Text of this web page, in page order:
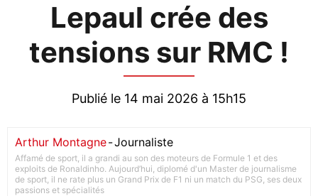
Lepaul crée des
tensions sur RMC !
Publié le 14 mai 2026 à 15h15
Arthur Montagne-Journaliste
Affamé de sport, il a grandi au son des moteurs de Formule 1 et des
exploits de Ronaldinho. Aujourd’hui, diplomé d'un Master de journalisme
de sport, il ne rate plus un Grand Prix de F1 ni un match du PSG, ses deux
passions et spécialités